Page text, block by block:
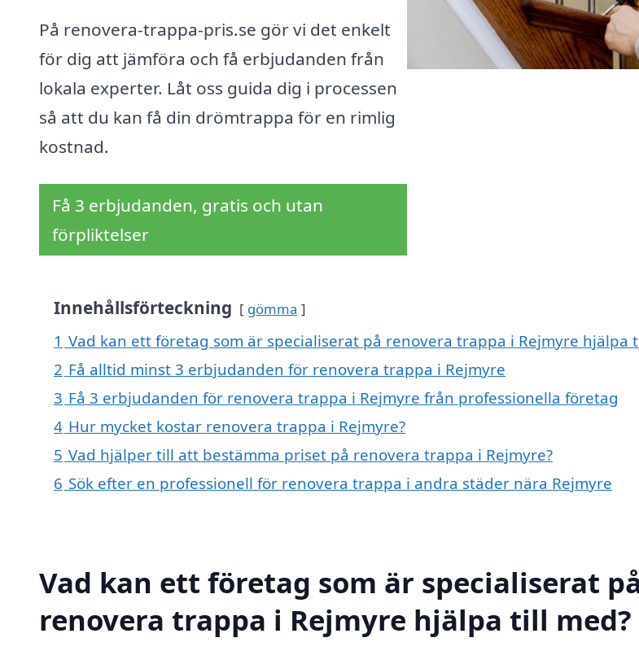
På renovera-trappa-pris.se gör vi det enkelt
för dig att jämföra och få erbjudanden från
lokala experter. Låt oss guida dig i processen
så att du kan få din drömtrappa för en rimlig
kostnad.
Få 3 erbjudanden, gratis och utan
förpliktelser
Innehållsförteckning gömma
1 Vad kan ett företag som är specialiserat på renovera trappa i Rejmyre hjälpa
2 Få alltid minst 3 erbjudanden för renovera trappa i Rejmyre
3 Få 3 erbjudanden för renovera trappa i Rejmyre från professionella företag
4 Hur mycket kostar renovera trappa i Rejmyre?
5 Vad hjälper till att bestämma priset på renovera trappa i Rejmyre?
6 Sök efter en professionell för renovera trappa i andra städer nära Rejmyre
Vad kan ett företag som är specialiserat
renovera trappa i Rejmyre hjälpa till med?